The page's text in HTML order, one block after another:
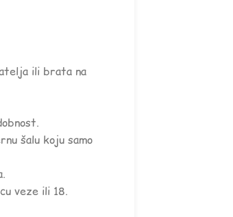
ili brata na
šalu koju samo
veze ili 18.